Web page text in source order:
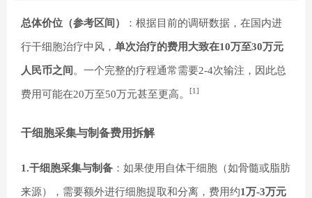
总体价位（参考区间）​ ​：根据目前的调研数据，在国内进
行干细胞治疗中风，​ ​单次治疗的费用大致在10万至30万元
人民币之间​ ​。一个完整的疗程通常需要2-4次输注，因此总
费用可能在​​20万至50万元甚至更高。 [1]
干细胞采集与制备费用拆解
1.干细胞采集与制备 ：如果使用自体干细胞（如骨髓或脂肪
来源），需要额外进行细胞提取和分离，费用约1万-3万元